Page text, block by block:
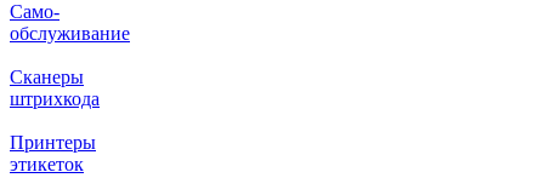
Само-
обслуживание
Сканеры
штрихкода
Принтеры
этикеток